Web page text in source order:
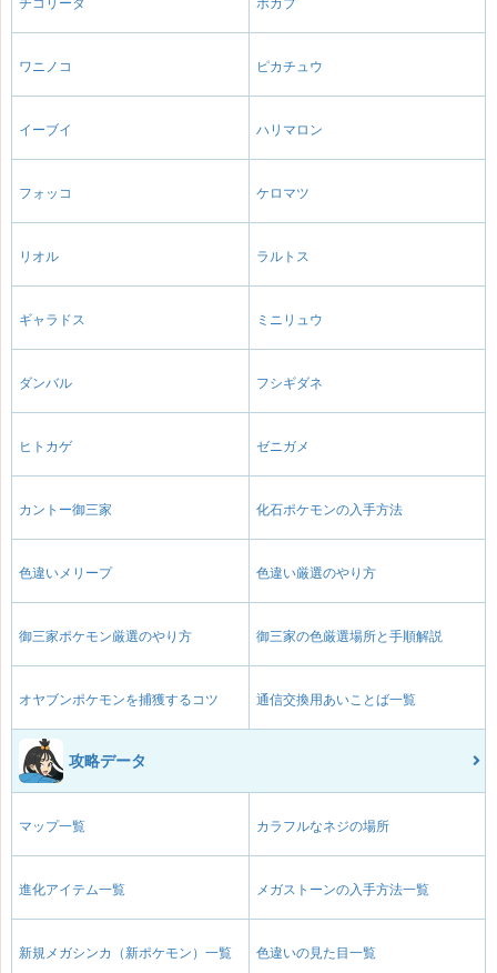
ワニノコ ピカチュウ
イーブイ ハリマロン
フォッコ ケロマツ
リオル ラルトス
ギャラドス ミニリュウ
ダンバル フシギダネ
ヒトカゲ ゼニガメ
カントー御三家 化石ポケモンの入手方法
色違いメリープ 色違い厳選のやり方
御三家ポケモン厳選のやり方 御三家の色厳選場所と手順解説
オヤブンポケモンを捕獲するコツ 通信交換用あいことば一覧
攻略データ
マップ一覧 カラフルなネジの場所
進化アイテム一覧 メガストーンの入手方法一覧
新規メガシンカ（新ポケモン）一覧 色違いの見た目一覧